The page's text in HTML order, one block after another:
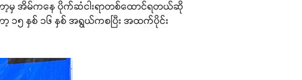
ာ့မှ အိမ်ကနေ ပိုက်ဆံငါးရာတစ်ထောင်ရတယ်ဆို
၅ နှစ် ၁၆ နှစ် အရွယ်ကစပြီး အထက်ပိုင်း